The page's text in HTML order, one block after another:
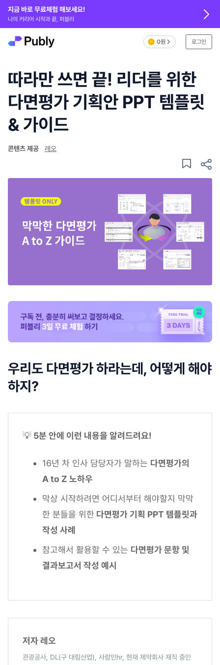
지금 바로 무료체험 해보세요!
나의 커리어 시작과 끝, 퍼블리
0원 로그인
따라만 쓰면 끝! 리더를 위한
다면평가 기획안 PPT 템플릿
& 가이드
콘텐츠 제공 레오
우리도 다면평가 하라는데, 어떻게 해야
하지?
💡 5분 안에 이런 내용을 알려드려요!
16년 차 인사 담당자가 말하는 다면평가의
A to Z 노하우
막상 시작하려면 어디서부터 해야할지 막막
한 분들을 위한 다면평가 기획 PPT 템플릿과
작성 사례
참고해서 활용할 수 있는 다면평가 문항 및
결과보고서 작성 예시
저자 레오
관광공사, DL(구 대림산업), 사람인hr, 현재 제약회사 재직 중인